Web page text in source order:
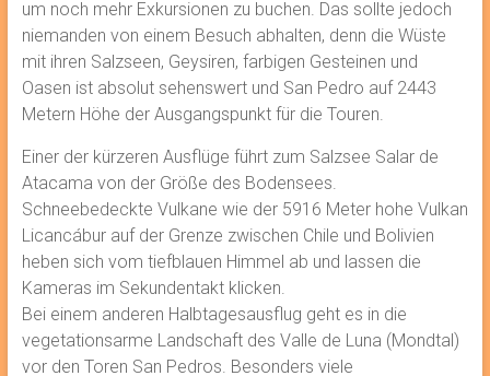
um noch mehr Exkursionen zu buchen. Das sollte jedoch
niemanden von einem Besuch abhalten, denn die Wüste
mit ihren Salzseen, Geysiren, farbigen Gesteinen und
Oasen ist absolut sehenswert und San Pedro auf 2443
Metern Höhe der Ausgangspunkt für die Touren.
Einer der kürzeren Ausflüge führt zum Salzsee Salar de
Atacama von der Größe des Bodensees.
Schneebedeckte Vulkane wie der 5916 Meter hohe Vulkan
Licancábur auf der Grenze zwischen Chile und Bolivien
heben sich vom tiefblauen Himmel ab und lassen die
Kameras im Sekundentakt klicken.
Bei einem anderen Halbtagesausflug geht es in die
vegetationsarme Landschaft des Valle de Luna (Mondtal)
vor den Toren San Pedros. Besonders viele